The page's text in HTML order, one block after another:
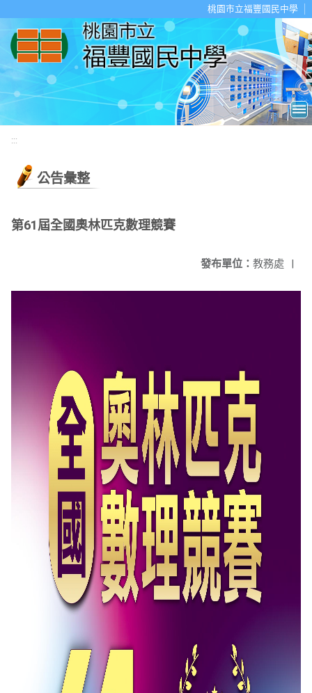
桃園市立福豐國民中學
:::
公告彙整
第61屆全國奧林匹克數理競賽
發布單位： 教務處 |